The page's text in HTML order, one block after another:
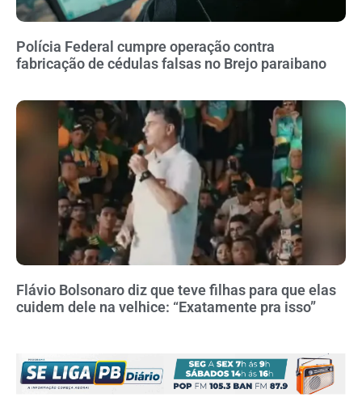
Polícia Federal cumpre operação contra
fabricação de cédulas falsas no Brejo paraibano
Flávio Bolsonaro diz que teve filhas para que elas
cuidem dele na velhice: “Exatamente pra isso”